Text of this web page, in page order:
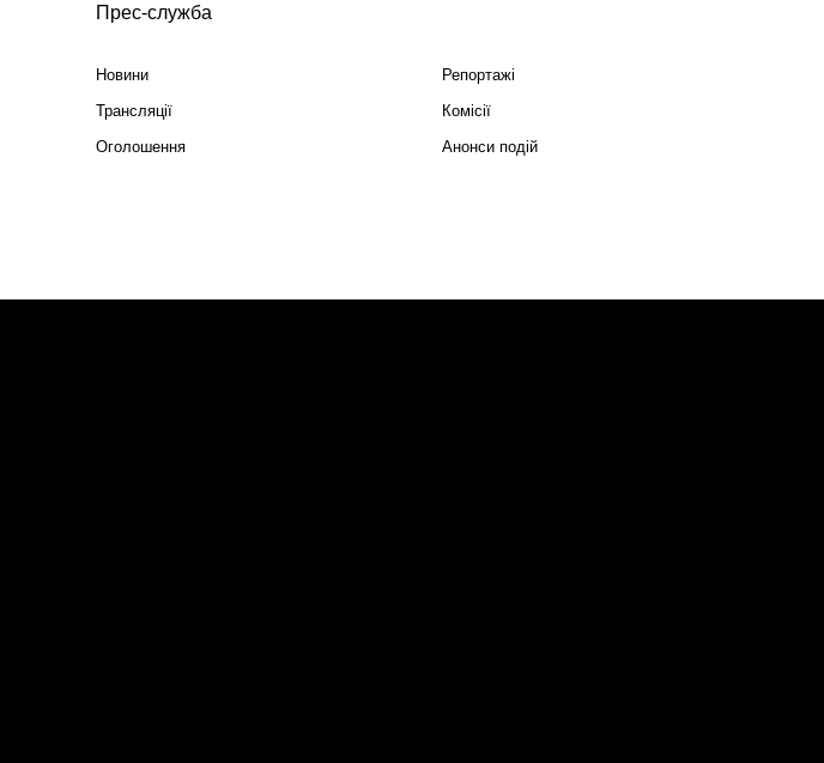
Прес-служба
Новини
Репортажі
Трансляції
Комісії
Оголошення
Анонси подій